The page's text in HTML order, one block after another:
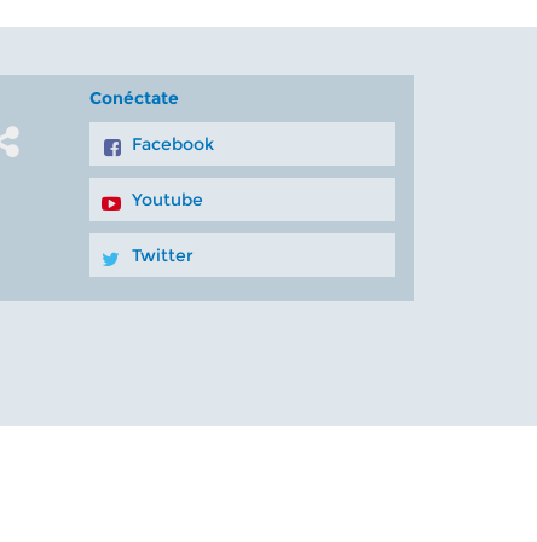
Conéctate
Facebook
Youtube
Twitter